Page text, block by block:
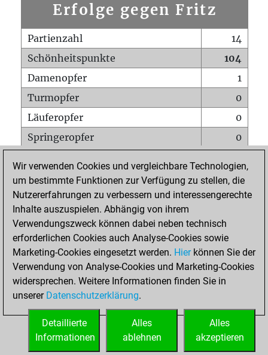
Erfolge gegen Fritz
Partienzahl
14
Schönheitspunkte
104
Damenopfer
1
Turmopfer
0
Läuferopfer
0
Springeropfer
0
Matt auf vollem Brett
0
Bauer setzt Matt
0
Erstickte Matts
Unterverwandlungen
Türme auf der siebten
0
STARTSEITE
Wir verwenden Cookies und vergleichbare Technologien,
um bestimmte Funktionen zur Verfügung zu stellen, die
Nutzererfahrungen zu verbessern und interessengerechte
Inhalte auszuspielen. Abhängig von ihrem
Verwendungszweck können dabei neben technisch
erforderlichen Cookies auch Analyse-Cookies sowie
Marketing-Cookies eingesetzt werden. Hierkönnen Sie der
Verwendung von Analyse-Cookies und Marketing-Cookies
widersprechen. Weitere Informationen finden Sie in
unserer Datenschutzerklärung.
Alles
akzeptieren
Alles
ablehnen
Detaillierte
Informationen